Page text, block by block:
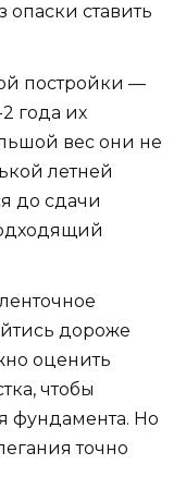
опаски ставить
постройки —
года их
вес они не
летней
до сдачи
дороже
оценить
чтобы
фундамента. Но
точно